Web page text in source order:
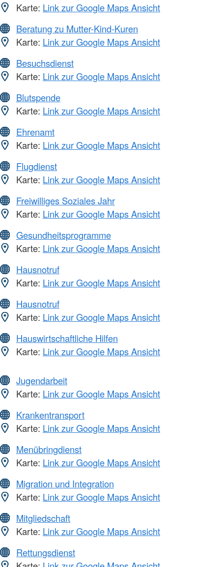
Karte: Link zur Google Maps Ansicht
Beratung zu Mutter-Kind-Kuren
Karte: Link zur Google Maps Ansicht
Besuchsdienst
Karte: Link zur Google Maps Ansicht
Blutspende
Karte: Link zur Google Maps Ansicht
Ehrenamt
Karte: Link zur Google Maps Ansicht
Flugdienst
Karte: Link zur Google Maps Ansicht
Freiwilliges Soziales Jahr
Karte: Link zur Google Maps Ansicht
Gesundheitsprogramme
Karte: Link zur Google Maps Ansicht
Hausnotruf
Karte: Link zur Google Maps Ansicht
Hausnotruf
Karte: Link zur Google Maps Ansicht
Hauswirtschaftliche Hilfen
Karte: Link zur Google Maps Ansicht
Jugendarbeit
Karte: Link zur Google Maps Ansicht
Krankentransport
Karte: Link zur Google Maps Ansicht
Menübringdienst
Karte: Link zur Google Maps Ansicht
Migration und Integration
Karte: Link zur Google Maps Ansicht
Mitgliedschaft
Karte: Link zur Google Maps Ansicht
Rettungsdienst